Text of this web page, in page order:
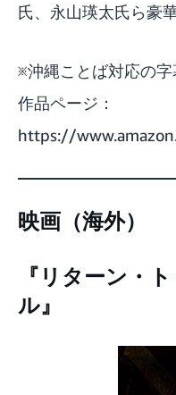
氏、永山瑛太氏ら豪
※沖縄ことば対応の字
作品ページ：
https://
映画（海外）
『リターン・
ル』